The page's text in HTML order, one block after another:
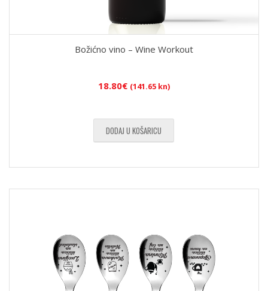
Božićno vino – Wine Workout
18.80€ (141.65 kn)
DODAJ U KOŠARICU